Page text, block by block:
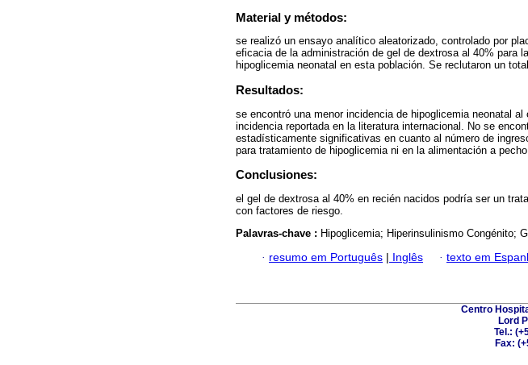
Material y métodos:
se realizó un ensayo analítico aleatorizado, controlado por
eficacia de la administración de gel de dextrosa al 40% para
hipoglicemia neonatal en esta población. Se reclutaron un
Resultados:
se encontró una menor incidencia de hipoglicemia neonatal al
incidencia reportada en la literatura internacional. No se
estadísticamente significativas en cuanto al número de
para tratamiento de hipoglicemia ni en la alimentación a
Conclusiones:
el gel de dextrosa al 40% en recién nacidos podría ser un
con factores de riesgo.
Palavras-chave : Hipoglicemia; Hiperinsulinismo Congénito;
· resumo em Português Inglês · texto em
Centro
Lord
Tel.:
Fax: